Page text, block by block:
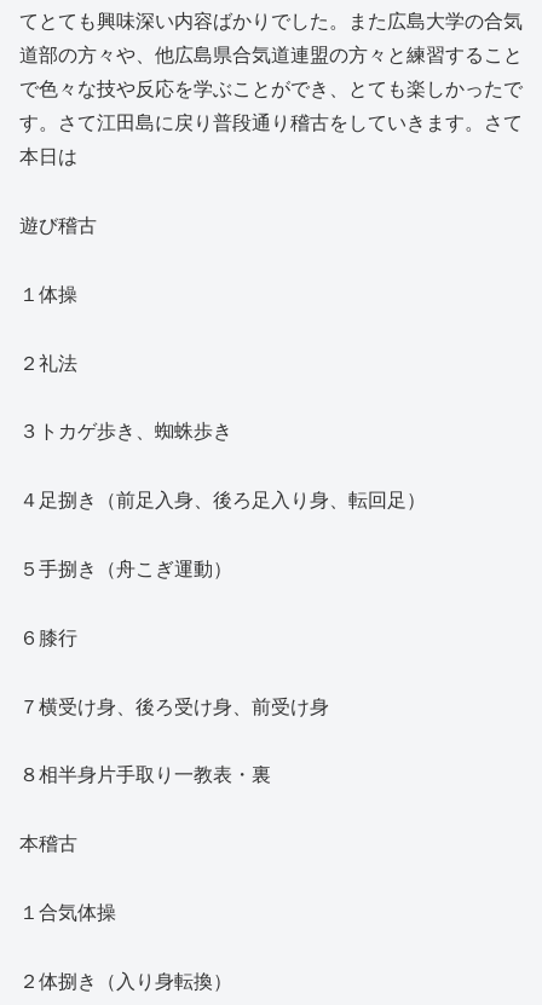
てとても興味深い内容ばかりでした。また広島大学の合気
道部の方々や、他広島県合気道連盟の方々と練習すること
で色々な技や反応を学ぶことができ、とても楽しかったで
す。さて江田島に戻り普段通り稽古をしていきます。さて
本日は
遊び稽古
１体操
２礼法
３トカゲ歩き、蜘蛛歩き
４足捌き（前足入身、後ろ足入り身、転回足）
５手捌き（舟こぎ運動）
６膝行
７横受け身、後ろ受け身、前受け身
８相半身片手取り一教表・裏
本稽古
１合気体操
２体捌き（入り身転換）